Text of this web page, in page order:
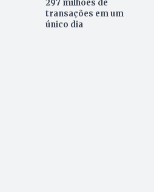
297 milhões de
transações em um
único dia